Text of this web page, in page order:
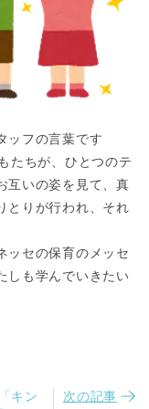
神奈川県 全域
ッフの言葉です
たちが、ひとつのテ
互いの姿を見て、真
とりが行われ、それ
ッセの保育のメッセ
しも学んでいきたい
キン
次の記事